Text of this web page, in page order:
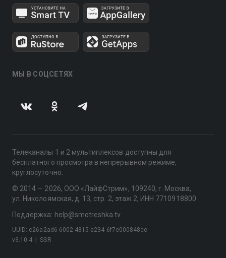
МЫ В СОЦСЕТЯХ
Телеканалы 1 и 2 мультиплексов доступны для
бесплатного просмотра в непрерывном режиме,
круглосуточно.
© 2014 — 2026, ООО «ЛайфСтрим», 109240, г. Москва,
ул. Николоямская, д. 13, стр. 2, этаж 2, ИНН 7710918800
Поддержка: help@smotreshka.tv
v3.10.4 SSR
UUID: c26a2ad6-6002-4815-a234-6f7e000848ce